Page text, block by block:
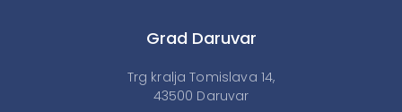
Grad Daruvar
Trg kralja Tomislava 14,
43500 Daruvar